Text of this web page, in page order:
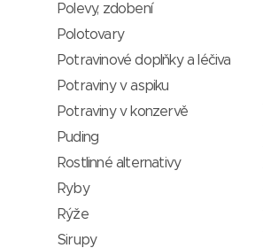
Polevy, zdobení
Polotovary
Potravinové doplňky a léčiva
Potraviny v aspiku
Potraviny v konzervě
Puding
Rostlinné alternativy
Ryby
Rýže
Sirupy